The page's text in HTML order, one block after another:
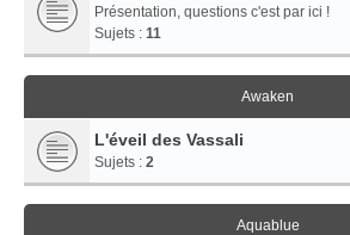
Présentation, questions c'est par ici !
Sujets : 11
Awaken
L'éveil des Vassali
Sujets : 2
Aquablue